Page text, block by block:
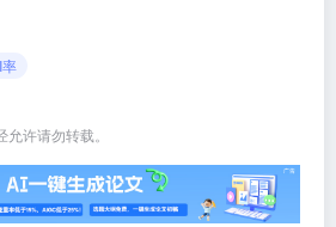
许请勿转载。